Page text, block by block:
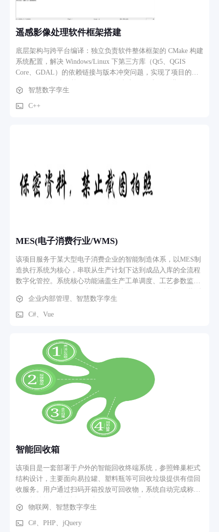
遥感影像处理软件框架搭建
底层架构与跨平台编译：独立负责软件整体框架的 CMake 构建
系统配置，解决 Windows/Linux 下第三方库（Qt5、QGIS
Core、GDAL）的依赖链接与版本冲突问题，实现了项目的自
开发，算法接口设计与解耦：针对后续算法人员（深度学习/点
云处理）的需求，设计并封装了标准化的 插件接口
智慧数字孪生
C++
MES(电子消费行业/WMS)
该项目服务于某大型电子消费企业的智能制造体系，以MES制
造执行系统为核心，串联从生产计划下达到成品入库的全流程
数字化管控。系统核心功能涵盖生产工单调度、工艺参数监
试等关键工序的实时数据采集与异常预警。子项目WMS仓库管
理系统承接MES的物料需求，实现原材料入库、线边仓调拨、
焦产线设备的运行状态监控、维护计划编排与综合效率统计，
为设备预防性维护和产能优化提供数据支撑。各子系统协同运
作，将生产排程、物料调度、设备管理、质量管控等制造环节
整合为一体化数字平台，有效支撑了企业多品种、大批量的电
子消费品生产需求。
企业内部管理、智慧数字孪生
C#、Vue
智能回收箱
该项目是一套部署于户外的智能回收终端系统，参照蜂巢柜式
结构设计，主要面向易拉罐、塑料瓶等可回收垃圾提供有偿回
收服务。用户通过扫码开箱投放可回收物，系统自动完成称重
体验。平台功能覆盖多角色场景：面向普通用户提供设备互动
投递与预约上门回收服务，解决大件或批量可回收物的便捷处
物联网、智慧数字孪生
C#、PHP、jQuery